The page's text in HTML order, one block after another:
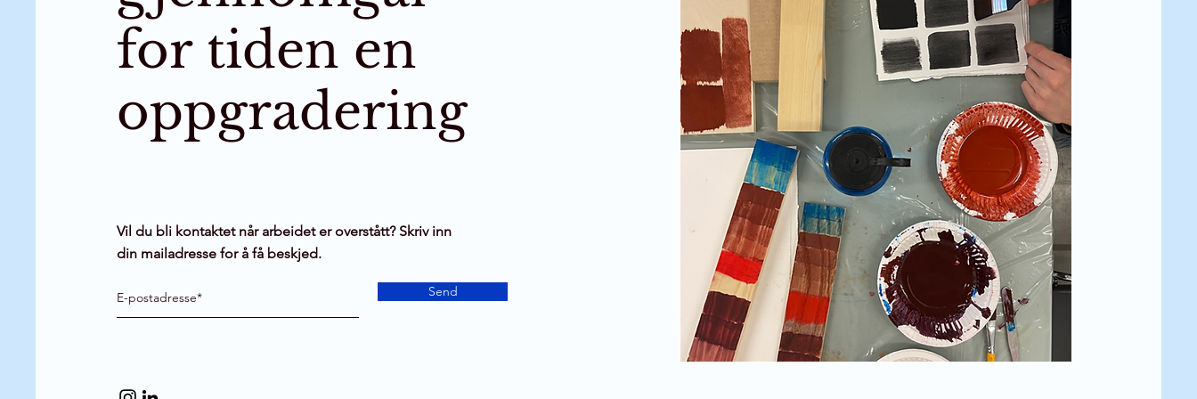
for tiden en
oppgradering
Vil du bli kontaktet når arbeidet er overstått? Skriv inn
din mailadresse for å få beskjed.
Send